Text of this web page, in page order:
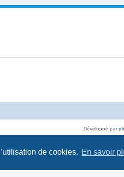
de cookies. En savoir
Développé par